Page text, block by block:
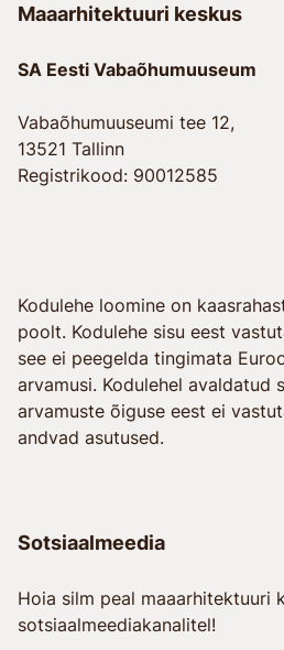
Maaarhitektuuri keskus
SA Eesti Vabaõhumuuseum
Vabaõhumuuseumi tee 12,
13521 Tallinn
Registrikood: 90012585
Kodulehe loomine on
poolt. Kodulehe sisu eest
see ei peegelda tingimata
arvamusi. Kodulehel avaldatud
arvamuste õiguse eest ei
andvad asutused.
Sotsiaalmeedia
Hoia silm peal maaarhitektuuri
sotsiaalmeediakanalitel!